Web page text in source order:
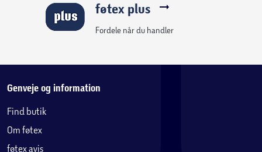
føtex plus
Fordele når du handler
Genveje og information
Find butik
Om føtex
føtex avis